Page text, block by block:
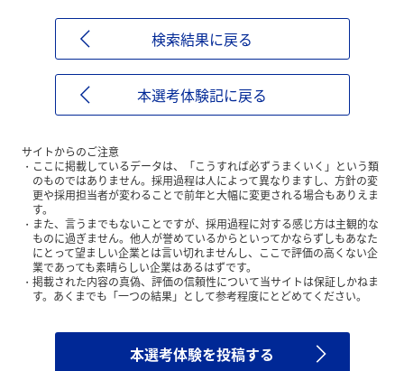
検索結果に戻る
本選考体験記に戻る
サイトからのご注意
ここに掲載しているデータは、「こうすれば必ずうまくいく」という類
のものではありません。採用過程は人によって異なりますし、方針の変
更や採用担当者が変わることで前年と大幅に変更される場合もありえま
す。
また、言うまでもないことですが、採用過程に対する感じ方は主観的な
ものに過ぎません。他人が誉めているからといってかならずしもあなた
にとって望ましい企業とは言い切れませんし、ここで評価の高くない企
業であっても素晴らしい企業はあるはずです。
掲載された内容の真偽、評価の信頼性について当サイトは保証しかねま
す。あくまでも「一つの結果」として参考程度にとどめてください。
本選考体験を投稿する